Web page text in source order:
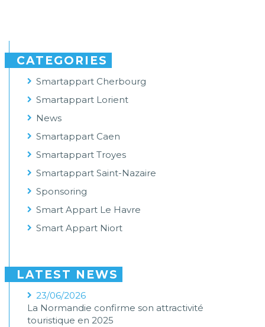
CATEGORIES
Smartappart Cherbourg
Smartappart Lorient
News
Smartappart Caen
Smartappart Troyes
Smartappart Saint-Nazaire
Sponsoring
Smart Appart Le Havre
Smart Appart Niort
LATEST NEWS
23/06/2026
La Normandie confirme son attractivité
touristique en 2025